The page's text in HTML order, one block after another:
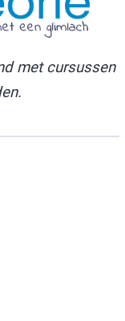
met cursussen